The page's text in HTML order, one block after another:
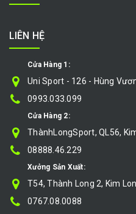
LIÊN HỆ
Cửa Hàng 1:
Uni Sport - 126 - Hùng
0993.033.099
Cửa Hàng 2:
ThànhLongSport, QL56,
08888.46.229
Xưởng Sản Xuất:
T54, Thành Long 2, Kim
0767.08.0088